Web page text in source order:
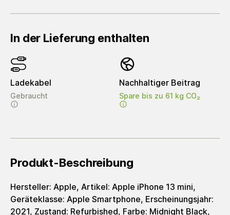
In der Lieferung enthalten
Ladekabel
Gebraucht
Nachhaltiger Beitrag
Spare bis zu 61 kg CO₂
Produkt-Beschreibung
Hersteller: Apple, Artikel: Apple iPhone 13 mini,
Geräteklasse: Apple Smartphone, Erscheinungsjahr:
2021, Zustand: Refurbished, Farbe: Midnight Black,